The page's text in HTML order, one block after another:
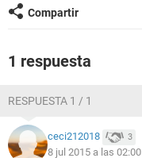
GLOSARIO
Compartir
1 respuesta
RESPUESTA 1 / 1
ceci212018 3
8 jul 2015 a las 02:00